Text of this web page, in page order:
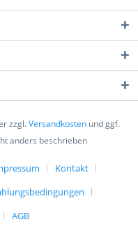
gelesen,
zzgl.Versandkosten und ggf.
anders beschrieben
Kontakt
AGB